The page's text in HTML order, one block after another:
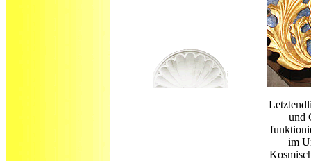
und
im